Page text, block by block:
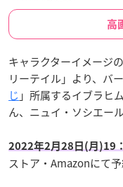
高
キャラクターイメージ
リーテイル」より、バ
じ 」所属するイブラヒ
ん、ニュイ・ソシエー
2022年2月28日(月)19
ストア・Amazonにて